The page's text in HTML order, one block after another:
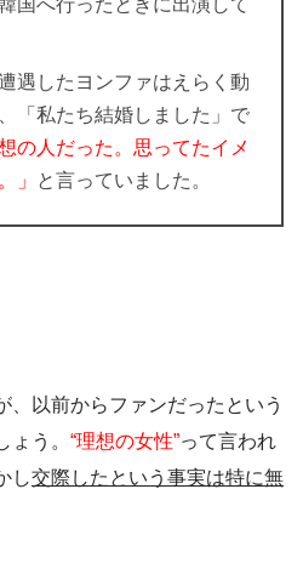
国へ行ったときに出演して
遇したヨンファはえらく動
「私たち結婚しました」で
想の人だった。思ってたイメ
」
と言っていました。
、以前からファンだったという
う。 “理想の女性”って言われ
し交際した という事実は特に無